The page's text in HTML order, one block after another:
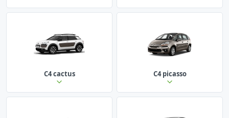
C4 cactus C4 picasso